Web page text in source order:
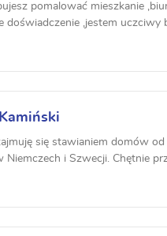
pomalować mieszkanie
doświadczenie ,jestem uczciwy
się stawianiem domów
Niemczech i Szwecji. Chętnie